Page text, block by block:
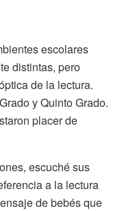
escolares
distintas, pero
de la lectura.
y Quinto Grado.
placer de
escuché sus
a la lectura
de bebés que